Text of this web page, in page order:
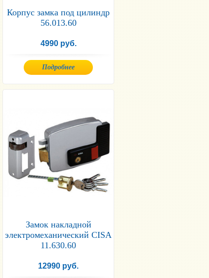
Корпус замка под цилиндр
56.013.60
4990 руб.
Подробнее
Замок накладной
электромеханический CISA
11.630.60
12990 руб.